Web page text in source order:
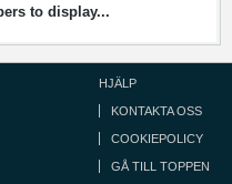
to display...
HJÄLP
KONTAKTA OSS
COOKIEPOLICY
GÅ TILL TOPPEN